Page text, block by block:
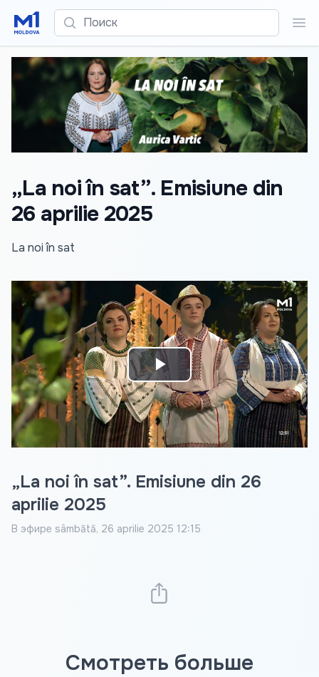
Поиск
„La noi în sat”. Emisiune din
26 aprilie 2025
La noi în sat
Play
Video
„La noi în sat”. Emisiune din 26
aprilie 2025
В эфире sâmbătă, 26 aprilie 2025 12:15
Смотреть больше